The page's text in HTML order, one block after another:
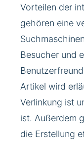
Vorteilen der
gehören eine
Besucher und
Artikel wird
Verlinkung ist
ist. Außerdem
die Erstellung